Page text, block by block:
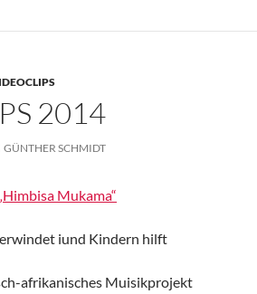
2014
GÜNTHER SCHMIDT
Mukama“
iund Kindern hilft
afrikanisches Muisikprojekt